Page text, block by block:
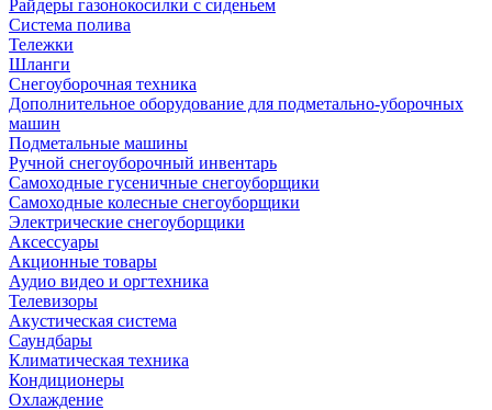
Райдеры газонокосилки с сиденьем
Система полива
Тележки
Шланги
Снегоуборочная техника
Дополнительное оборудование для подметально-уборочных
машин
Подметальные машины
Ручной снегоуборочный инвентарь
Самоходные гусеничные снегоуборщики
Самоходные колесные снегоуборщики
Электрические снегоуборщики
Аксессуары
Акционные товары
Аудио видео и оргтехника
Телевизоры
Акустическая система
Саундбары
Климатическая техника
Кондиционеры
Охлаждение